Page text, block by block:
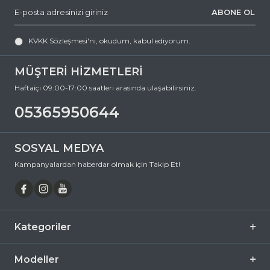
MÜŞTERİ HİZMETLERİ
Haftaiçi 09:00-17:00 saatleri arasında ulaşabilirsiniz.
05365950644
ABONE OL
KVKK Sözleşmesi'ni, okudum, kabul ediyorum.
SOSYAL MEDYA
Kampanyalardan haberdar olmak için Takip Et!
Kategoriler
Modeller